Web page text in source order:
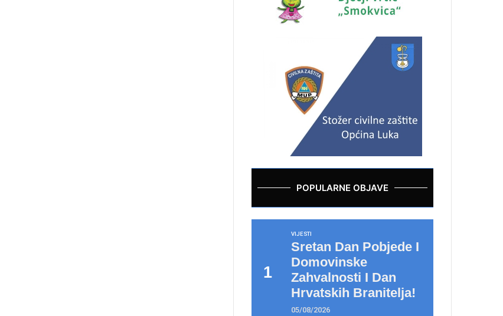
POPULARNE OBJAVE
VIJESTI
Sretan Dan Pobjede I
Domovinske
Zahvalnosti I Dan
Hrvatskih Branitelja!
05/08/2026